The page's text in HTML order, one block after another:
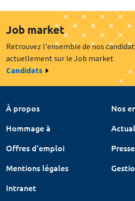
Job market
Retrouvez l'ensemble de nos
actuellement sur le Job market
Candidats
À propos
Nos
Hommage à
Offres d'emploi
Presse
Mentions légales
Intranet